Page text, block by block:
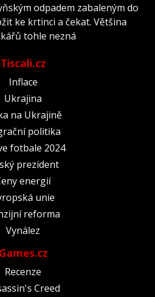
odpadem zabaleným do
ke krtinci a čekat. Většina
tohle nezná
Tiscali.cz
Inflace
Ukrajina
na Ukrajině
politika
fotbale 2024
prezident
energií
unie
reforma
Vynález
Games.cz
Recenze
Creed